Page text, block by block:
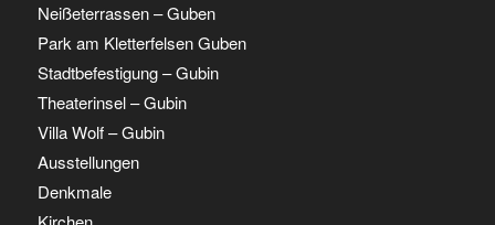
Neißeterrassen – Guben
Park am Kletterfelsen Guben
Stadtbefestigung – Gubin
Theaterinsel – Gubin
Villa Wolf – Gubin
Ausstellungen
Denkmale